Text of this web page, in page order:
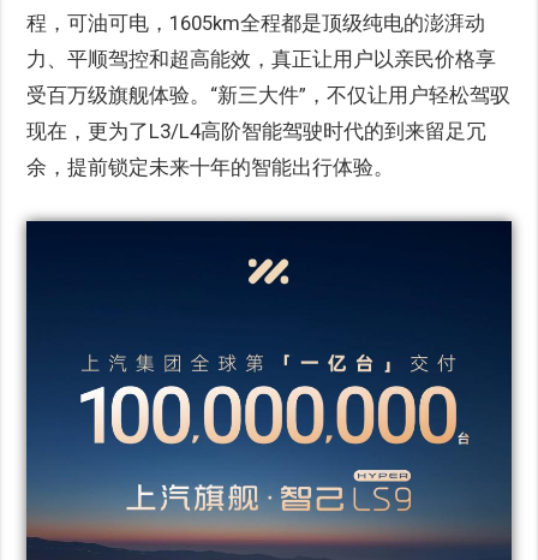
程，可油可电，1605km全程都是顶级纯电的澎湃动
力、平顺驾控和超高能效，真正让用户以亲民价格享
受百万级旗舰体验。“新三大件”，不仅让用户轻松驾驭
现在，更为了L3/L4高阶智能驾驶时代的到来留足冗
余，提前锁定未来十年的智能出行体验。